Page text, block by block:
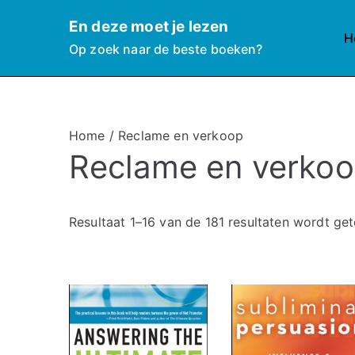
inhoud
En deze moet je lezen
Op zoek naar de beste boeken?
Home / Reclame en verkoop
Reclame en
Resultaat 1–16 van de 181 resultaten wordt